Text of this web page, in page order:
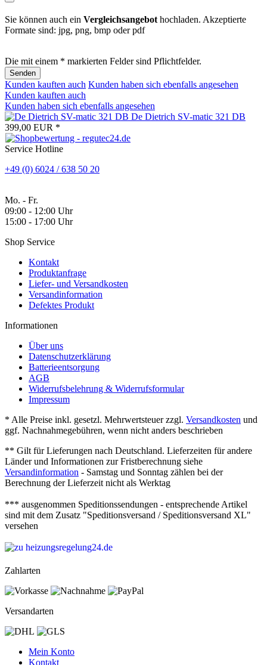
Sie können auch ein Vergleichsangebothochladen. Akzeptierte
Formate sind: jpg, png, bmp oder pdf
Die mit einem * markierten Felder sind Pflichtfelder.
Senden
Kunden kauften auch Kunden haben sich ebenfalls angesehen
Kunden kauften auch
Kunden haben sich ebenfalls angesehen
De Dietrich SV-matic 321 DB
399,00 EUR *
Service Hotline
+49 (0) 6024 / 638 50 20
Mo. - Fr.
09:00 - 12:00 Uhr
15:00 - 17:00 Uhr
Shop Service
Kontakt
Produktanfrage
Liefer- und Versandkosten
Versandinformation
Defektes Produkt
Informationen
Über uns
Datenschutzerklärung
Batterieentsorgung
AGB
Widerrufsbelehrung & Widerrufsformular
Impressum
* Alle Preise inkl. gesetzl. Mehrwertsteuer zzgl. Versandkosten und
ggf. Nachnahmegebühren, wenn nicht anders beschrieben
** Gilt für Lieferungen nach Deutschland. Lieferzeiten für andere
Länder und Informationen zur Fristberechnung siehe
Versandinformation - Samstag und Sonntag zählen bei der
Berechnung der Lieferzeit nicht als Werktag
*** ausgenommen Speditionssendungen - entsprechende Artikel
sind mit dem Zusatz "Speditionsversand / Speditionsversand XL"
versehen
Zahlarten
Versandarten
Mein Konto
Kontakt